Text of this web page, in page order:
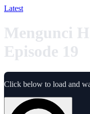
Latest
Mengunci
Episode 19
Click below to load and